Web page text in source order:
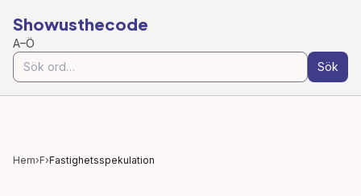
Showusthecode
A–Ö
Sök
Hem›F›Fastighetsspekulation